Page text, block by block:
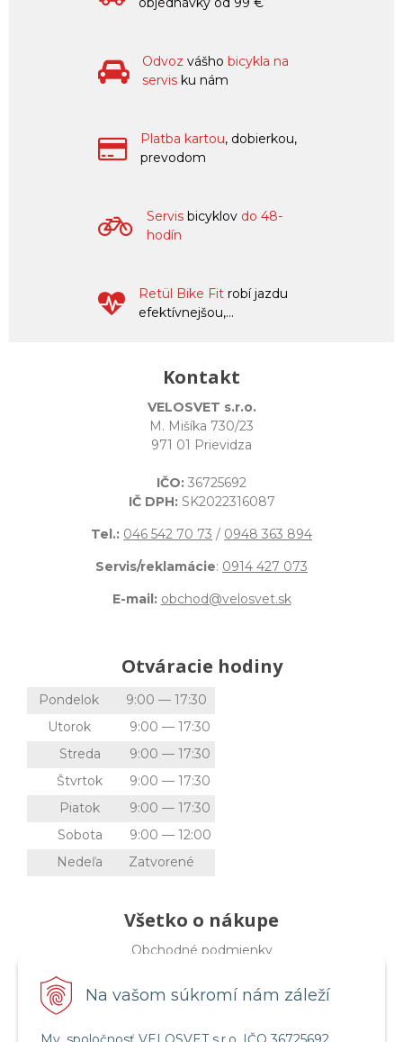
Na vašom súkromí nám záleží
Odvoz vášho bicykla na
servis ku nám
Platba kartou, dobierkou,
prevodom
Servis bicyklov do 48-
hodín
Retül Bike Fit robí jazdu
efektívnejšou,...
Kontakt
VELOSVET s.r.o.
M. Mišíka 730/23
971 01 Prievidza
IČO: 36725692
IČ DPH: SK2022316087
Tel.: 046 542 70 73 / 0948 363 894
Servis/reklamácie: 0914 427 073
E-mail: obchod@velosvet.sk
Otváracie hodiny
Pondelok
9:00 — 17:30
Utorok
9:00 — 17:30
Streda
9:00 — 17:30
Štvrtok
9:00 — 17:30
Piatok
9:00 — 17:30
Sobota
9:00 — 12:00
Nedeľa
Zatvorené
Všetko o nákupe
Obchodné podmienky
Reklamačný poriadok